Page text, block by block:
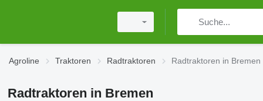
Agroline Traktoren Radtraktoren Radtraktoren in Bremen
Radtraktoren in Bremen